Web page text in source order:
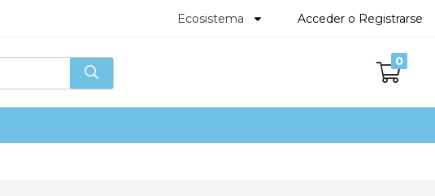
Ecosistema Acceder o Registrarse
0